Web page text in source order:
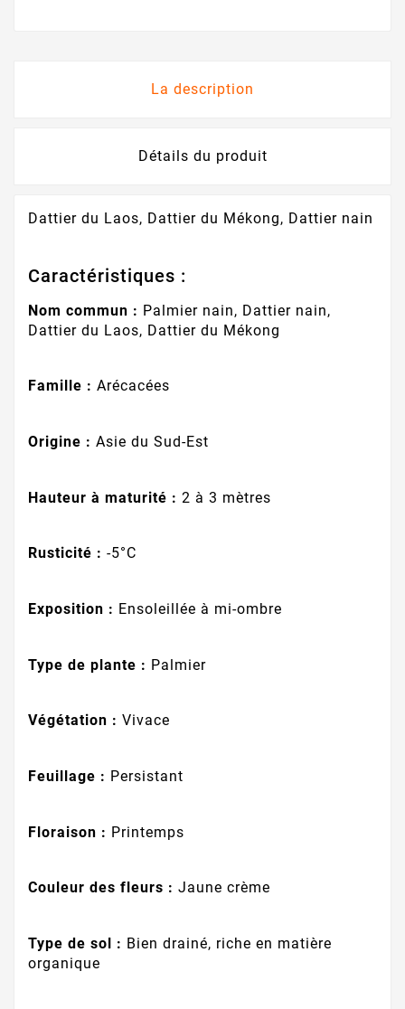
La description
Détails du produit
Dattier du Laos, Dattier du Mékong, Dattier nain
Caractéristiques :
Nom commun : Palmier nain, Dattier nain,
Dattier du Laos, Dattier du Mékong
Famille : Arécacées
Origine : Asie du Sud-Est
Hauteur à maturité : 2 à 3 mètres
Rusticité : -5°C
Exposition : Ensoleillée à mi-ombre
Type de plante : Palmier
Végétation : Vivace
Feuillage : Persistant
Floraison : Printemps
Couleur des fleurs : Jaune crème
Type de sol : Bien drainé, riche en matière
organique